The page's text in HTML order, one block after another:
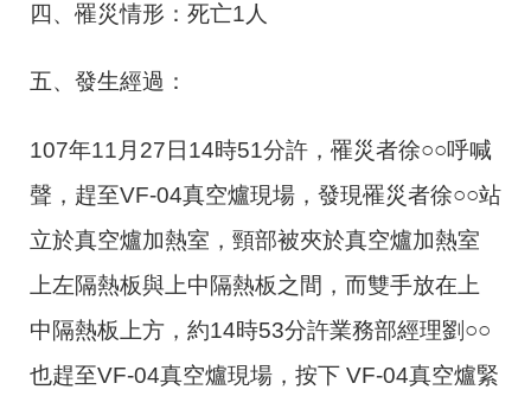
四、罹災情形：死亡1人
五、發生經過：
107年11 月 27日14時51分許，罹災者徐○○呼喊
聲，趕至VF-04真空爐現場，發現罹災者徐○○站
立於真空爐加熱室，頸部被夾於真空爐加熱室
上左隔熱板與上中隔熱板之間，而雙手放在上
中隔熱板上方，約14時53分許業務部經理劉○○
也趕至VF-04真空爐現場，按下 VF-04真空爐緊